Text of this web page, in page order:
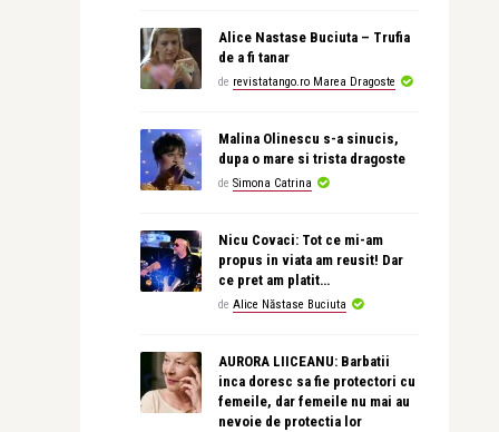
Alice Nastase Buciuta – Trufia
de a fi tanar
de revistatango.ro Marea Dragoste
Malina Olinescu s-a sinucis,
dupa o mare si trista dragoste
de Simona Catrina
Nicu Covaci: Tot ce mi-am
propus in viata am reusit! Dar
ce pret am platit…
de Alice Năstase Buciuta
AURORA LIICEANU: Barbatii
inca doresc sa fie protectori cu
femeile, dar femeile nu mai au
nevoie de protectia lor